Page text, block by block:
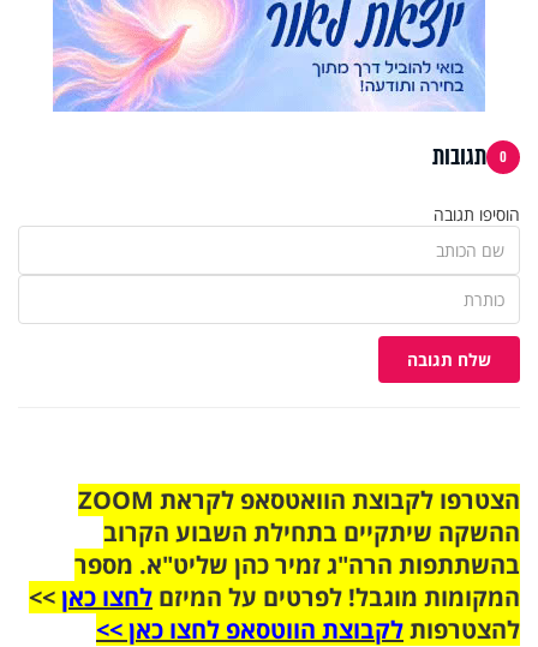
0 תגובות
הוסיפו תגובה
שלח תגובה
הצטרפו לקבוצת הוואטסאפ לקראת ZOOM
ההשקה שיתקיים בתחילת השבוע הקרוב
בהשתתפות הרה"ג זמיר כהן שליט"א. מספר
המקומות מוגבל! לפרטים על המיזם לחצו כאן>>
להצטרפותלקבוצת הווטסאפ לחצו כאן >>